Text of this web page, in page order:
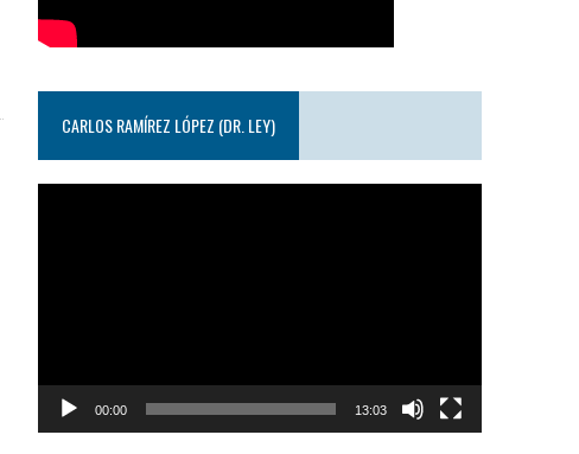
CARLOS RAMÍREZ LÓPEZ (DR. LEY)
00:00 13:03